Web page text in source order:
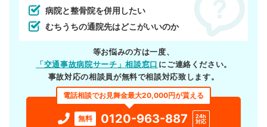
病院と整骨院を併用したい
むちうちの通院先はどこがいいのか
等お悩みの方は一度、
「交通事故病院サーチ」相談窓口 にご連絡ください。
事故対応の相談員が無料で相談対応致します。
電話相談でお見舞金最大20,000円が貰える
無料 0120-963-887
24h
対応